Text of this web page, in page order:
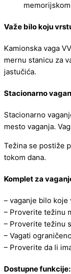
Važe bilo koju
Kamionska vaga
mernu stanicu za
jastučića.
Stacionarno
Stacionarno
mesto vaganja.
Težina se postiže
tokom dana.
Komplet za
– vaganje bilo
– Proverite težinu
– Proverite težinu
– Vagati
– Proverite da li
Dostupne funkcije: